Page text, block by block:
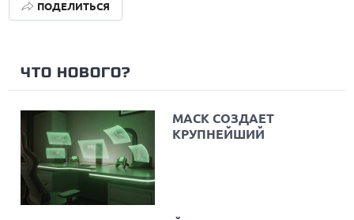
ПОДЕЛИТЬСЯ
ЧТО НОВОГО?
МАСК СОЗДАЕТ
КРУПНЕЙШИЙ